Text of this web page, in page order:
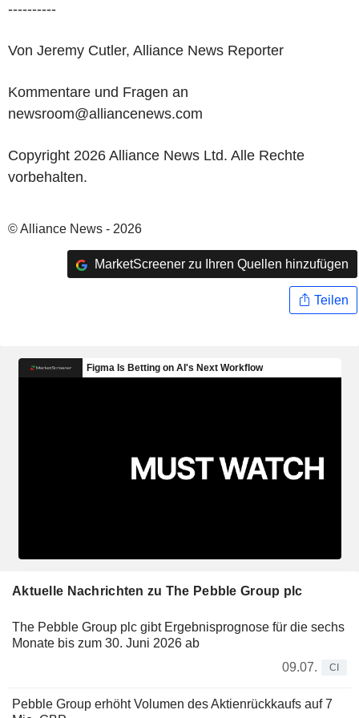
----------
Von Jeremy Cutler, Alliance News Reporter
Kommentare und Fragen an
newsroom@alliancenews.com
Copyright 2026 Alliance News Ltd. Alle Rechte
vorbehalten.
© Alliance News - 2026
MarketScreener zu Ihren Quellen hinzufügen
Teilen
Aktuelle Nachrichten zu The Pebble Group plc
The Pebble Group plc gibt Ergebnisprognose für die sechs
Monate bis zum 30. Juni 2026 ab
09.07.
CI
Pebble Group erhöht Volumen des Aktienrückkaufs auf 7